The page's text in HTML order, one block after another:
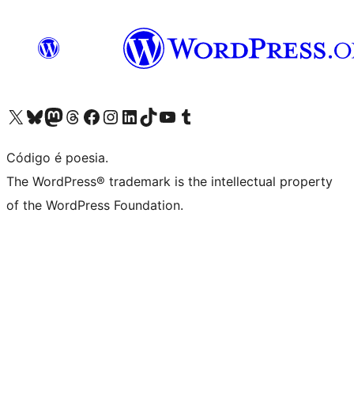
Visite a nossa conta X (antigo Twitter)
Visit our Bluesky account
Visit our Mastodon account
Visit our Threads account
Visite a nossa página do Facebook
Visite a nossa conta no Instagram
Visite a nossa conta no LinkedIn
Visit our TikTok account
Visit our YouTube channel
Visit our Tumblr account
Código é poesia.
The WordPress® trademark is the intellectual property
of the WordPress Foundation.